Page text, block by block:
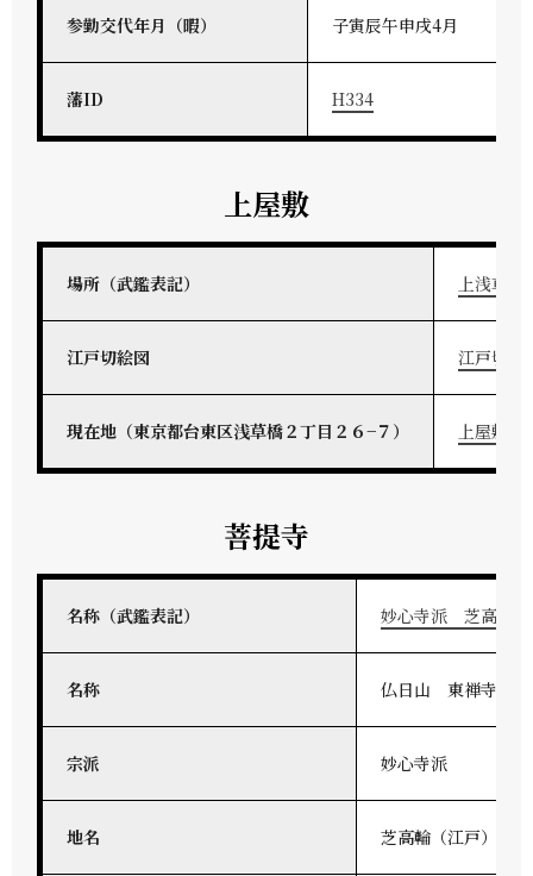
参勤交代年月（暇） 子寅辰午申戌4月
藩ID H334
上屋敷
場所（武鑑表記） 上浅草
江戸切絵図 江戸切絵
現在地（東京都台東区浅草橋２丁目２６−７） 上屋敷地
菩提寺
名称（武鑑表記） 妙心寺派 芝高な
名称 仏日山 東禅寺
宗派 妙心寺派
地名 芝高輪（江戸）